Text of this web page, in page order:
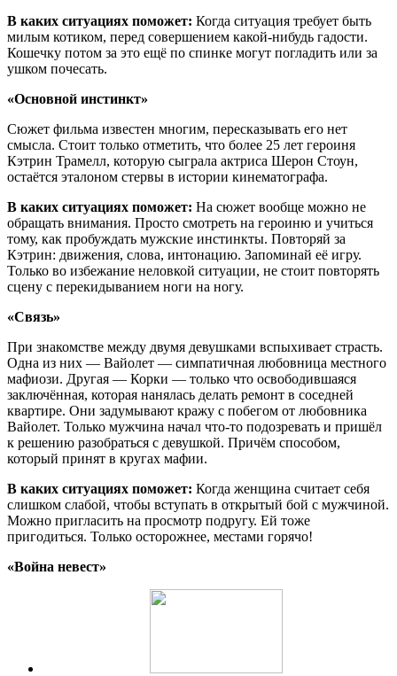
В каких ситуациях поможет: Когда ситуация требует быть
милым котиком, перед совершением какой-нибудь гадости.
Кошечку потом за это ещё по спинке могут погладить или за
ушком почесать.
«Основной инстинкт»
Сюжет фильма известен многим, пересказывать его нет
смысла. Стоит только отметить, что более 25 лет героиня
Кэтрин Трамелл, которую сыграла актриса Шерон Стоун,
остаётся эталоном стервы в истории кинематографа.
В каких ситуациях поможет: На сюжет вообще можно не
обращать внимания. Просто смотреть на героиню и учиться
тому, как пробуждать мужские инстинкты. Повторяй за
Кэтрин: движения, слова, интонацию. Запоминай её игру.
Только во избежание неловкой ситуации, не стоит повторять
сцену с перекидыванием ноги на ногу.
«Связь»
При знакомстве между двумя девушками вспыхивает страсть.
Одна из них — Вайолет — симпатичная любовница местного
мафиози. Другая — Корки — только что освободившаяся
заключённая, которая нанялась делать ремонт в соседней
квартире. Они задумывают кражу с побегом от любовника
Вайолет. Только мужчина начал что-то подозревать и пришёл
к решению разобраться с девушкой. Причём способом,
который принят в кругах мафии.
В каких ситуациях поможет: Когда женщина считает себя
слишком слабой, чтобы вступать в открытый бой с мужчиной.
Можно пригласить на просмотр подругу. Ей тоже
пригодиться. Только осторожнее, местами горячо!
«Война невест»